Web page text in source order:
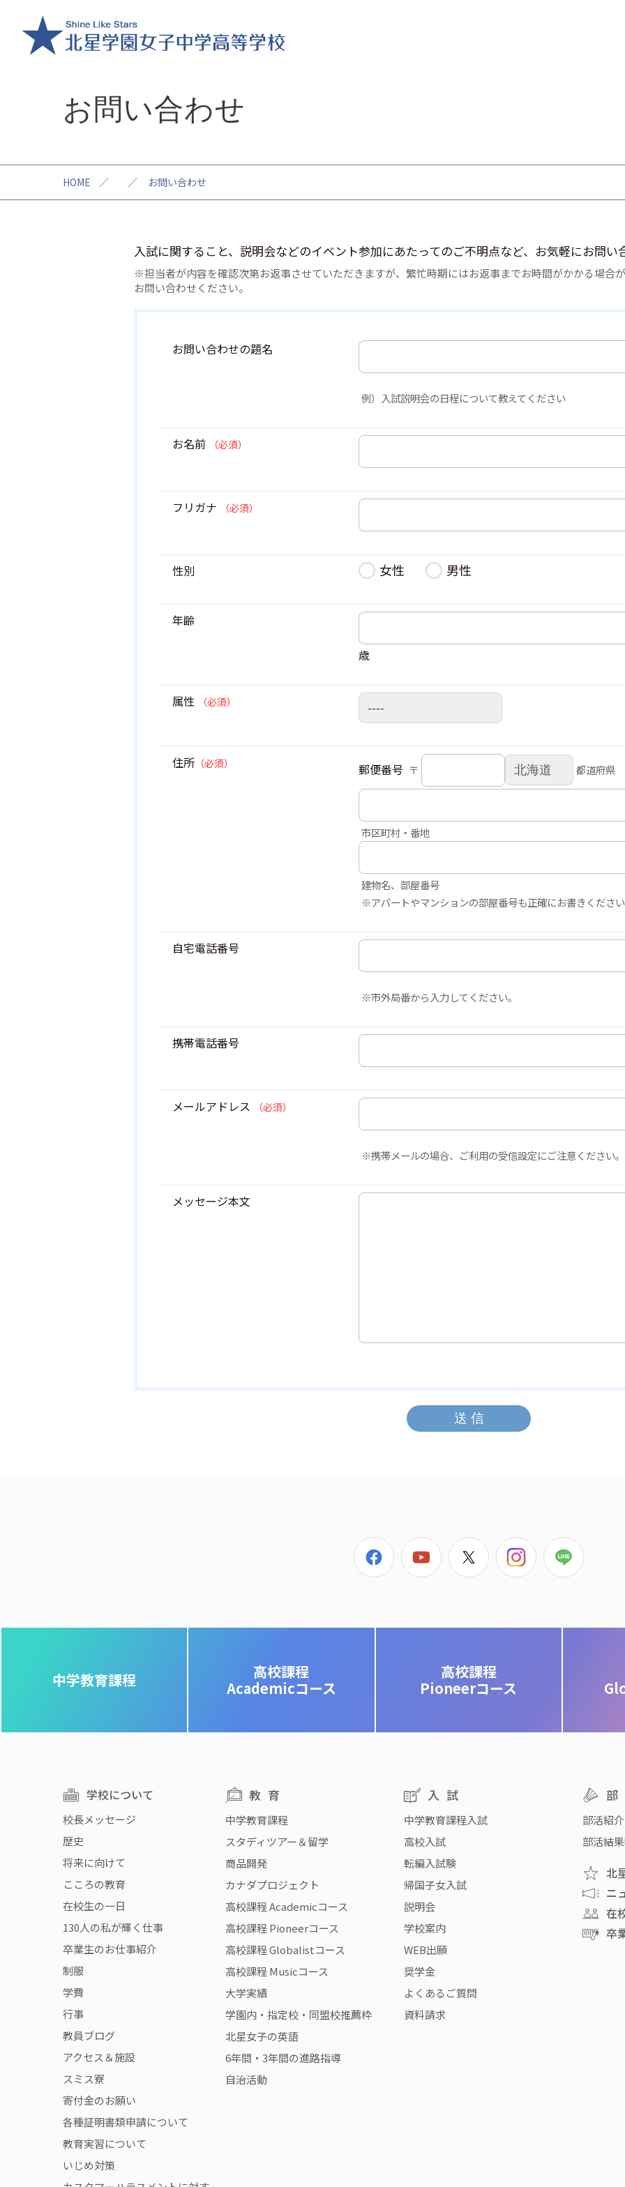
お問い合わせ
HOME ／ ／ お問い合わせ
入試に関すること、説明会などのイベント参加にあたってのご不明点など、お気軽にお問い
※担当者が内容を確認次第お返事させていただきますが、繁忙時期にはお返事までお時間がかかる場合
お問い合わせください。
お問い合わせの題名
例）入試説明会の日程について教えてください
お名前 （必須）
フリガナ （必須）
性別 女性 男性
年齢
歳
属性 （必須）
住所 （必須） 郵便番号 〒 都道府県
市区町村・番地
建物名、部屋番号
※アパートやマンションの部屋番号も正確にお書きくださ
自宅電話番号
※市外局番から入力してください。
携帯電話番号
メールアドレス （必須）
※携帯メールの場合、ご利用の受信設定にご注意ください。
メッセージ本文
中学教育課程
高校課程
Academicコース
高校課程
Pioneerコース
学校について
校長メッセージ
歴史
将来に向けて
こころの教育
在校生の一日
130人の私が輝く仕事
卒業生のお仕事紹介
制服
学費
行事
教員ブログ
アクセス＆施設
スミス寮
寄付金のお願い
各種証明書類申請について
教育実習について
いじめ対策
教育
中学教育課程
スタディツアー＆留学
商品開発
カナダプロジェクト
高校課程 Academicコース
高校課程 Pioneerコース
高校課程 Globalistコース
高校課程 Musicコース
大学実績
学園内・指定校・同盟校推薦枠
北星女子の英語
6年間・3年間の進路指導
自治活動
入試
中学教育課程入試
高校入試
転編入試験
帰国子女入試
説明会
学校案内
WEB出願
奨学金
よくあるご質問
資料請求
部活紹介
部活結
北
ニ
在
卒